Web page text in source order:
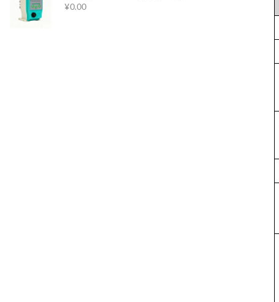
¥0.00